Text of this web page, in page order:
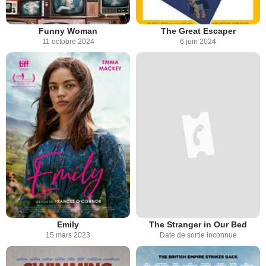
Funny Woman
11 octobre 2024
The Great Escaper
6 juin 2024
Emily
15 mars 2023
The Stranger in Our Bed
Date de sortie inconnue